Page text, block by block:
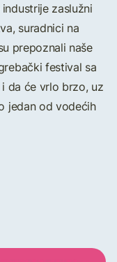
zaslužni
suradnici na
prepoznali naše
festival sa
da će vrlo brzo, uz
jedan od vodećih